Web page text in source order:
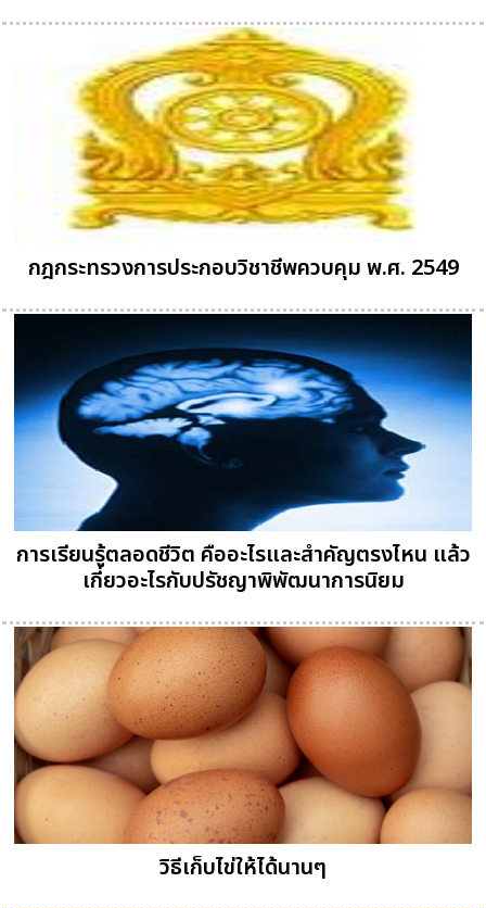
กฎกระทรวงการประกอบวิชาชีพควบคุม พ.ศ. 2549
การเรียนรู้ตลอดชีวิต คืออะไรและสำคัญตรงไหน แล้ว
เกี่ยวอะไรกับปรัชญาพิพัฒนาการนิยม
วิธีเก็บไข่ให้ได้นานๆ